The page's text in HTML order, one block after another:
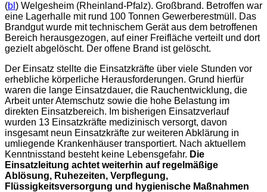
(bl ) Welgesheim (Rheinland-Pfalz). Großbrand. Betroffen war
eine Lagerhalle mit rund 100 Tonnen Gewerberestmüll. Das
Brandgut wurde mit technischem Gerät aus dem betroffenen
Bereich herausgezogen, auf einer Freifläche verteilt und dort
gezielt abgelöscht. Der offene Brand ist gelöscht.
Der Einsatz stellte die Einsatzkräfte über viele Stunden vor
erhebliche körperliche Herausforderungen. Grund hierfür
waren die lange Einsatzdauer, die Rauchentwicklung, die
Arbeit unter Atemschutz sowie die hohe Belastung im
direkten Einsatzbereich. Im bisherigen Einsatzverlauf
wurden 13 Einsatzkräfte medizinisch versorgt, davon
insgesamt neun Einsatzkräfte zur weiteren Abklärung in
umliegende Krankenhäuser transportiert. Nach aktuellem
Kenntnisstand besteht keine Lebensgefahr. Die
Einsatzleitung achtet weiterhin auf regelmäßige
Ablösung, Ruhezeiten, Verpflegung,
Flüssigkeitsversorgung und hygienische Maßnahmen